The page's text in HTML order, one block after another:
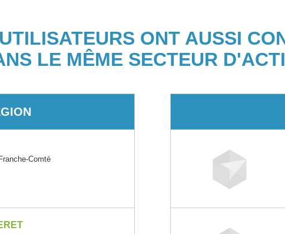
ONT AUSSI
LE MÊME SECTEUR
Comté